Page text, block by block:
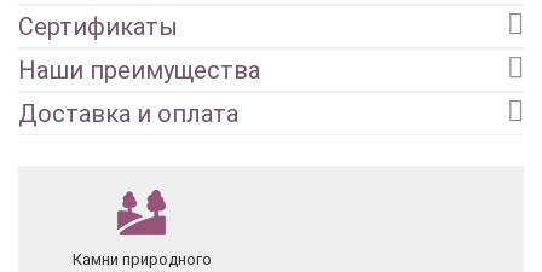
Сертификаты
Наши преимущества
Доставка и оплата
Камни природного